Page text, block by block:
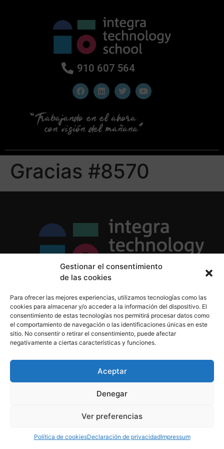
Gestionar el consentimiento
de las cookies
Para ofrecer las mejores experiencias, utilizamos tecnologías como las
cookies para almacenar y/o acceder a la información del dispositivo. El
consentimiento de estas tecnologías nos permitirá procesar datos como
el comportamiento de navegación o las identificaciones únicas en este
sitio. No consentir o retirar el consentimiento, puede afectar
negativamente a ciertas características y funciones.
Aceptar
Denegar
Ver preferencias
Política de cookiesDeclaración de privacidadImpressum
910 607 564
Gracias #8570
Política de Cookies
Aviso Legal
910 607 564
derechos reservados